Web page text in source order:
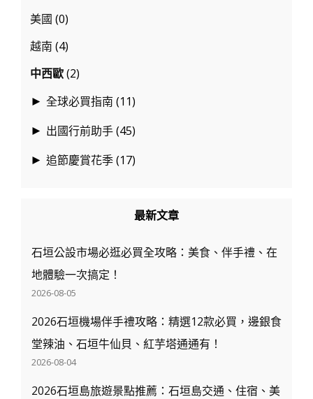
美國 (0)
越南 (4)
中西歐(2)
► 全球必買指南 (11)
► 出國行前助手(45)
► 追節慶賞花季(17)
最新文章
石垣公設市場必逛必買全攻略：美食、伴手禮、在
地體驗一次搞定！
2026-08-05
2026石垣機場伴手禮攻略：精選12款必買，邊銀食
堂辣油、石垣牛仙貝、紅芋塔通通有！
2026-08-04
2026石垣島旅遊景點推薦：石垣島交通、住宿、美